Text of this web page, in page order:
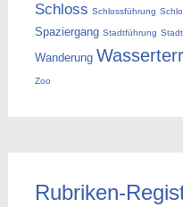
Schloss Schlossführung
Spaziergang Stadtführung
Wanderung
Zoo
Rubriken-